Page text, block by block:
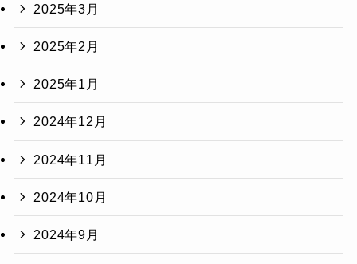
2025年3月
2025年2月
2025年1月
2024年12月
2024年11月
2024年10月
2024年9月